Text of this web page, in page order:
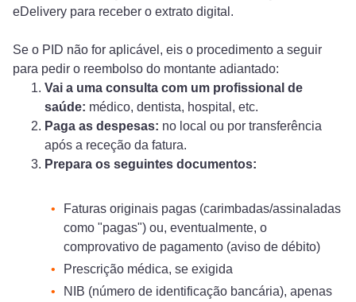
eDelivery para receber o extrato digital.
Se o PID não for aplicável, eis o procedimento a seguir
para pedir o reembolso do montante adiantado:
Vai a uma consulta com um profissional de
saúde: médico, dentista, hospital, etc.
Paga as despesas: no local ou por transferência
após a receção da fatura.
Prepara os seguintes documentos:
Faturas originais pagas (carimbadas/assinaladas
como "pagas") ou, eventualmente, o
comprovativo de pagamento (aviso de débito)
Prescrição médica, se exigida
NIB (número de identificação bancária), apenas